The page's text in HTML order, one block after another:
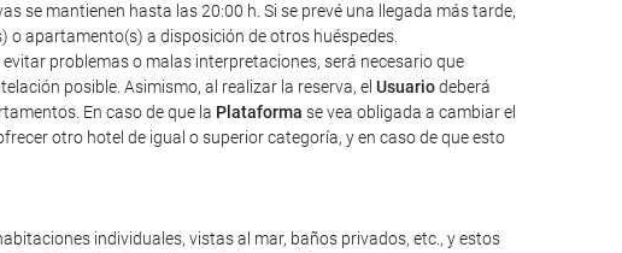
se mantienen hasta las 20:00 h. Si se prevé una llegada más tarde,
apartamento(s) a disposición de otros huéspedes.
problemas o malas interpretaciones, será necesario que
posible. Asimismo, al realizar la reserva, el Usuariodeberá
En caso de que la Plataforma se vea obligada a cambiar el
otro hotel de igual o superior categoría, y en caso de que esto
individuales, vistas al mar, baños privados, etc., y estos